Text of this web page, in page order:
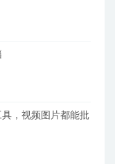
，视频图片都能批